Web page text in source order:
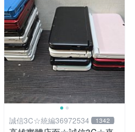
誠信3C☆統編36972534 1342